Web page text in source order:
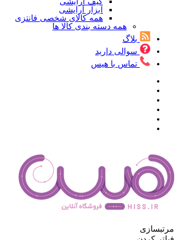
ابزار آرایشی
همه کالای شخصی فانتزی
همه دسته بندی کالا ها
بلاگ
سوالی دارید
تماس با هیس
مرتبسازی